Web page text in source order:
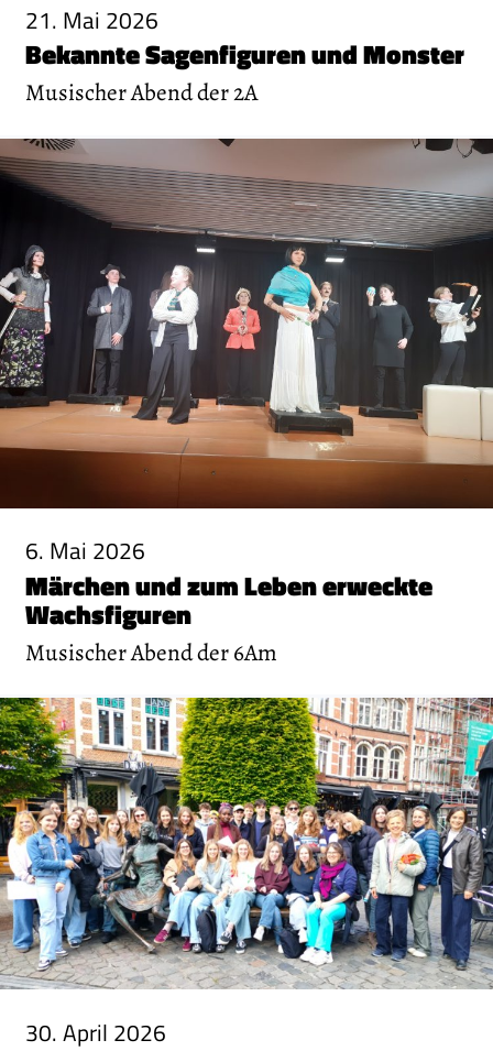
21. Mai 2026
Bekannte Sagenfiguren und Monster
Musischer Abend der 2A
6. Mai 2026
Märchen und zum Leben erweckte
Wachsfiguren
Musischer Abend der 6Am
30. April 2026